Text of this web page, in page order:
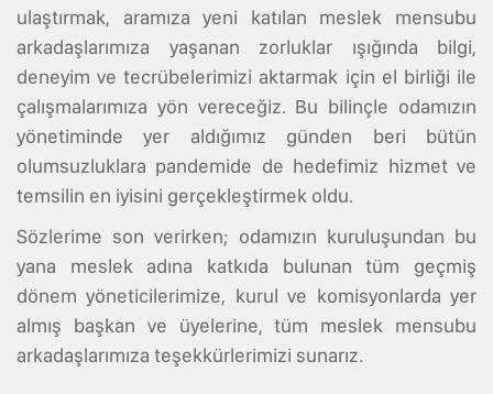
ulaştırmak, aramıza yeni katılan meslek mensubu
arkadaşlarımıza yaşanan zorluklar ışığında bilgi,
deneyim ve tecrübelerimizi aktarmak için el birliği ile
çalışmalarımıza yön vereceğiz. Bu bilinçle odamızın
yönetiminde yer aldığımız günden beri bütün
olumsuzluklara pandemide de hedefimiz hizmet ve
temsilin en iyisini gerçekleştirmek oldu.
Sözlerime son verirken; odamızın kuruluşundan bu
yana meslek adına katkıda bulunan tüm geçmiş
dönem yöneticilerimize, kurul ve komisyonlarda yer
almış başkan ve üyelerine, tüm meslek mensubu
arkadaşlarımıza teşekkürlerimizi sunarız.